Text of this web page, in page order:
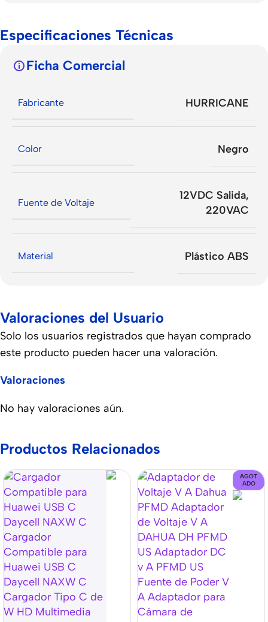
Especificaciones Técnicas
Ficha Comercial
Fabricante HURRICANE
Color Negro
Fuente de Voltaje
12VDC Salida,
220VAC
Material Plástico ABS
Valoraciones del Usuario
Valoraciones
No hay valoraciones aún.
Solo los usuarios registrados que hayan comprado
este producto pueden hacer una valoración.
Productos Relacionados
AGOT
ADO